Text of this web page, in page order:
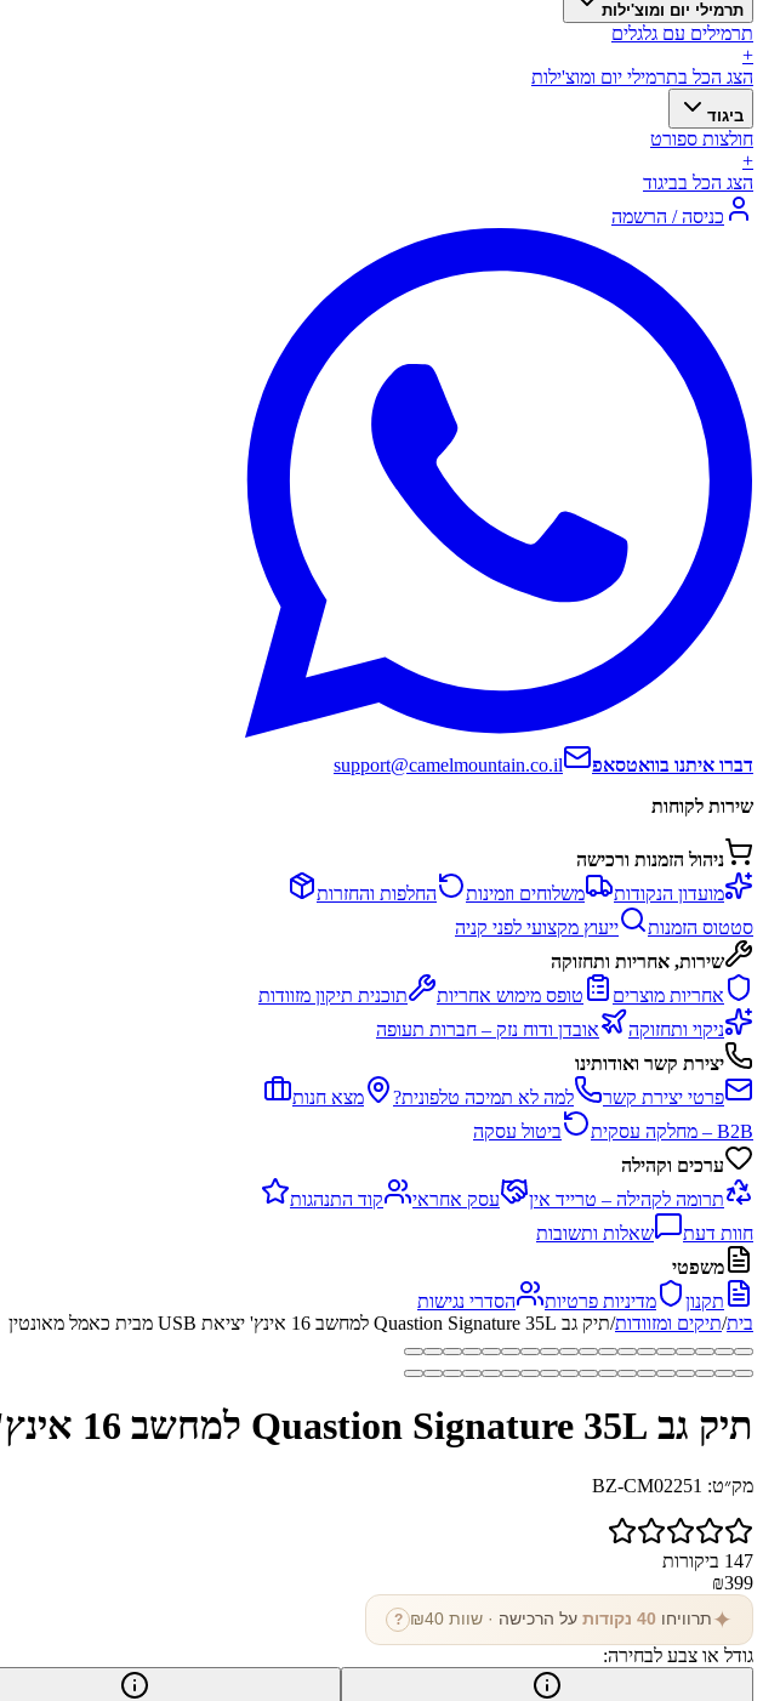
תרמילי יום ומוצ'ילות
תרמילים עם גלגלים
+
הצג הכל בתרמילי יום ומוצ'ילות
ביגוד
חולצות ספורט
+
הצג הכל בביגוד
כניסה / הרשמה
דברו איתנו בוואטסאפ
support@camelmountain.co.il
שירות לקוחות
ניהול הזמנות ורכישה
מועדון הנקודות
משלוחים וזמינות
החלפות והחזרות
סטטוס הזמנות
ייעוץ מקצועי לפני קניה
שירות, אחריות ותחזוקה
אחריות מוצרים
טופס מימוש אחריות
תוכנית תיקון מזוודות
ניקוי ותחזוקה
אובדן ודוח נזק – חברות תעופה
יצירת קשר ואודותינו
פרטי יצירת קשר
למה לא תמיכה טלפונית?
מצא חנות
B2B – מחלקה עסקית
ביטול עסקה
ערכים וקהילה
תרומה לקהילה – טרייד אין
עסק אחראי
קוד התנהגות
חוות דעת
שאלות ותשובות
משפטי
תקנון
מדיניות פרטיות
הסדרי נגישות
בית/תיקים ומזוודות/תיק גב Quastion Signature 35L למחשב 16 אינץ' יציאת USB מבית כאמל מאונטין
תיק גב Quastion Signature 35L למחשב 16 אינץ' יציאת USB מבית כאמל מאונטין
מק״ט: BZ-CM02251
147 ביקורות
₪399
✦ תרוויחו 40 נקודות על הרכישה · שוות ₪ 40
?
גודל או צבע לבחירה: